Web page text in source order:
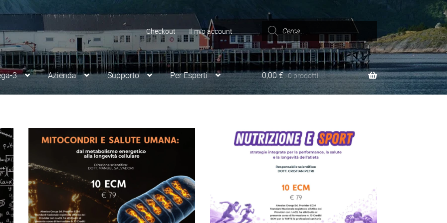
Checkout Il mio account
Ricerca
prodotti
3 Azienda Supporto Per Esperti 0,00€ 0 prodotti